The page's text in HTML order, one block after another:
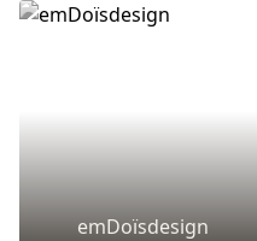
emDoïsdesign